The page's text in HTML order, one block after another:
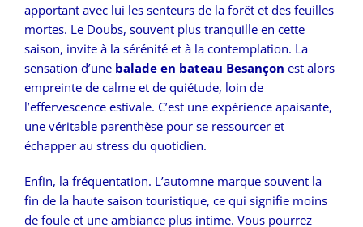
apportant avec lui les senteurs de la forêt et des feuilles
mortes. Le Doubs, souvent plus tranquille en cette
saison, invite à la sérénité et à la contemplation. La
sensation d’une balade en bateau Besançon est alors
empreinte de calme et de quiétude, loin de
l’effervescence estivale. C’est une expérience apaisante,
une véritable parenthèse pour se ressourcer et
échapper au stress du quotidien.
Enfin, la fréquentation. L’automne marque souvent la
fin de la haute saison touristique, ce qui signifie moins
de foule et une ambiance plus intime. Vous pourrez